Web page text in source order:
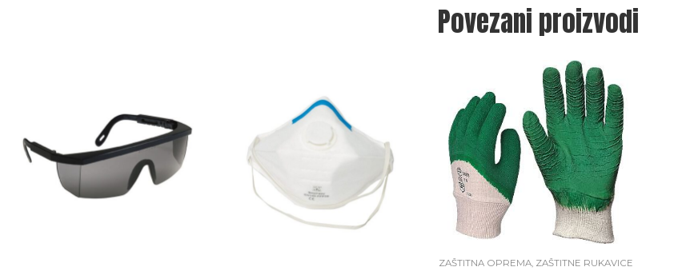
Povezani proizvodi
ZAŠTITNA OPREMA ZAŠTITNE RUKAVICE